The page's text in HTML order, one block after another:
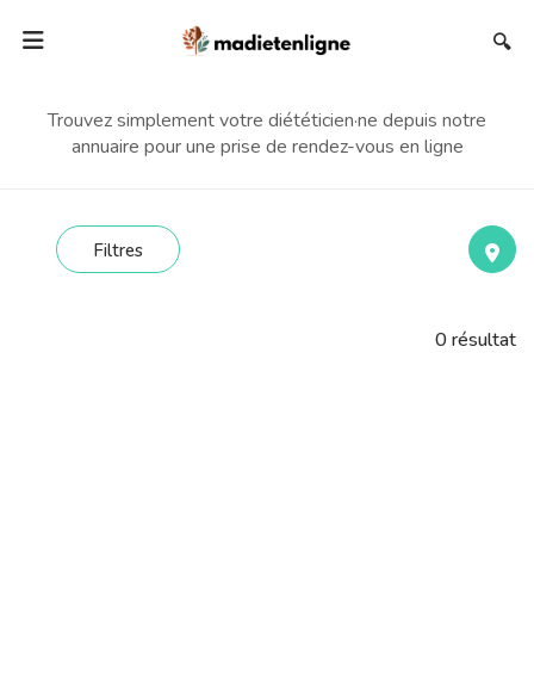
🔍
Trouvez simplement votre diététicien·ne depuis notre
annuaire pour une prise de rendez-vous en ligne
Filtres
0résultat